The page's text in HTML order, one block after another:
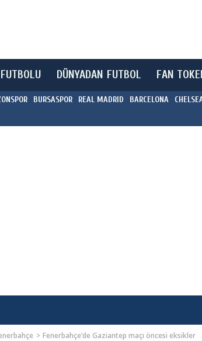
DÜNYADAN FUTBOL FAN
BURSASPOR REAL MADRID BARCELONA
Fenerbahçe’de Gaziantep maçı öncesi eksikler